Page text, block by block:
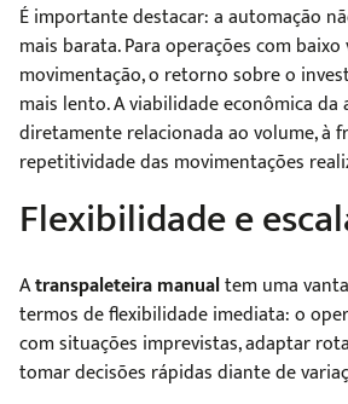
É importante destacar: a automação
mais barata. Para operações com
movimentação, o retorno sobre o
mais lento. A viabilidade econômica da
diretamente relacionada ao volume, à
repetitividade das movimentações
Flexibilidade e
Atranspaleteira manualtem uma
termos de flexibilidade imediata: o
com situações imprevistas, adaptar
tomar decisões rápidas diante de